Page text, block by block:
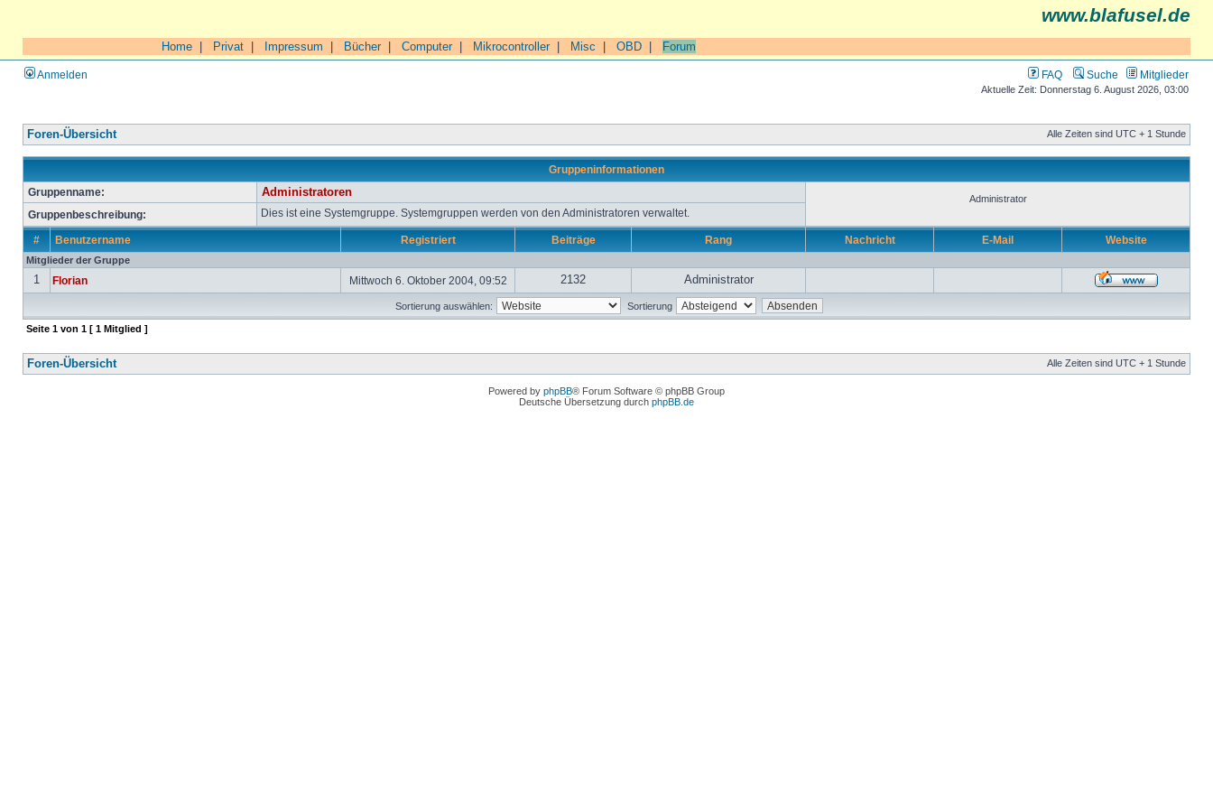
www.blafusel.de
Home Privat Impressum Bücher| Computer| Mikrocontroller| Misc OBD Forum
Anmelden FAQ Suche Mitglieder
Aktuelle Zeit: Donnerstag 6. August 2026, 03:00
Foren-Übersicht Alle Zeiten sind UTC + 1 Stunde
Gruppeninformationen
Gruppenname:
Administratoren Administrator
Gruppenbeschreibung: Dies ist eine Systemgruppe. Systemgruppen werden von den Administratoren verwaltet.
# Benutzername Registriert Beiträge Rang Nachricht E-Mail Website
Mitglieder der Gruppe
1 Florian Mittwoch 6. Oktober 2004, 09:52 2132 Administrator
Sortierung auswählen: Sortierung
Seite 1 von 1 [ 1 Mitglied ]
Foren-Übersicht Alle Zeiten sind UTC + 1 Stunde
Powered by phpBB® Forum Software © phpBB Group
Deutsche Übersetzung durch phpBB.de